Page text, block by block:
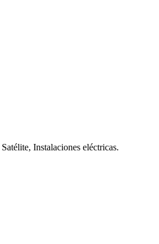
Instalaciones eléctricas.